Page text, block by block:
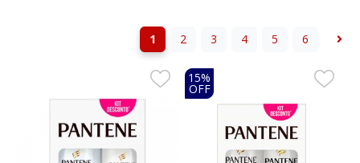
1 2 3 4 5 6
15%
OFF